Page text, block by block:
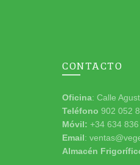
CONTACTO
Oficina: Calle
Teléfono 902 052
Móvil: +34 634
Email:
Almacén